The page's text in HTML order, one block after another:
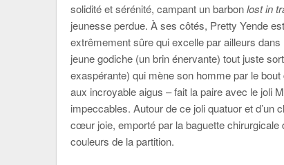
solidité et sérénité, campant un barbonlost in
jeunesse perdue. À ses côtés, Pretty Yende
extrêmement sûre qui excelle par ailleurs
jeune godiche (un brin énervante) tout juste
exaspérante) qui mène son homme par le
aux incroyable aigus – fait la paire avec le joli
impeccables. Autour de ce joli quatuor et d’un
cœur joie, emporté par la baguette
couleurs de la partition.